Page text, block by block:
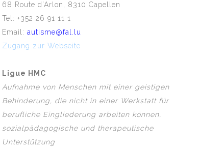
68 Route d’Arlon, 8310 Capellen
Tel: +352 26 91 11 1
Email: autisme@fal.lu
Zugang zur Webseite
Ligue HMC
Aufnahme von Menschen mit einer geistigen
Behinderung, die nicht in einer Werkstatt für
berufliche Eingliederung arbeiten können,
sozialpädagogische und therapeutische
Unterstützung